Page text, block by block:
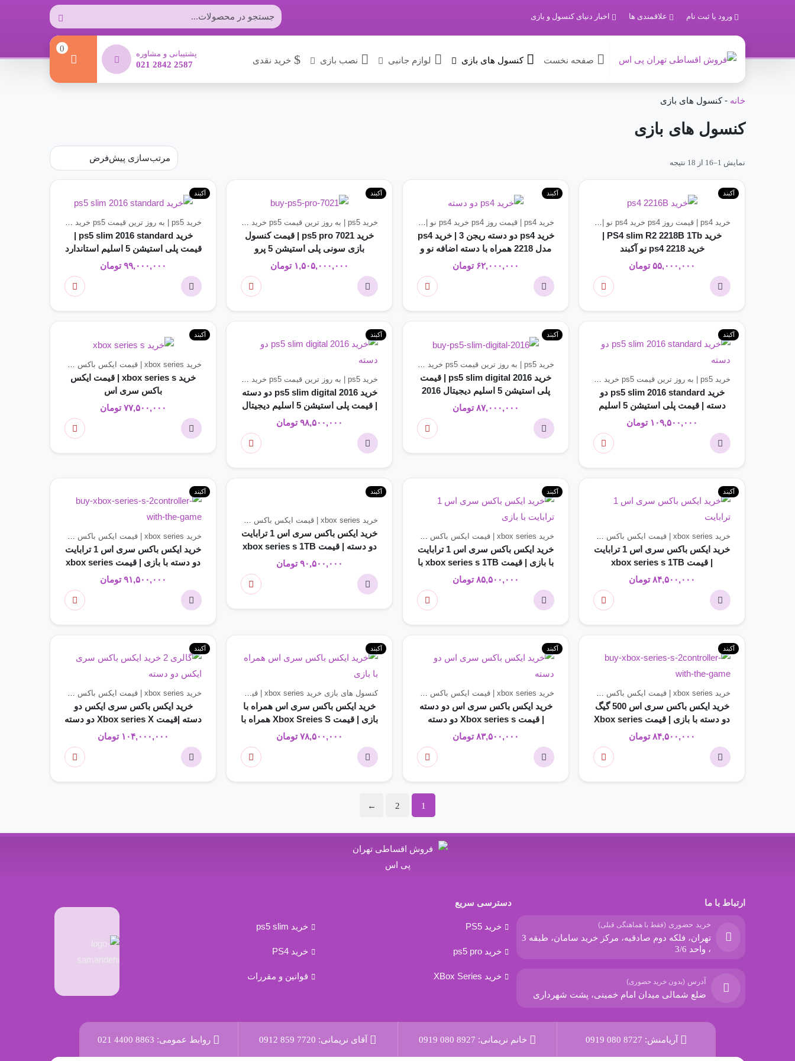
ورود یا ثبت نام علاقمندی ها اخبار دنیای کنسول و بازی
صفحه نخست کنسول های بازی لوازم جانبی نصب بازی خرید نقدی
پشتیبانی و مشاوره
021 2842 2587
0
خانه -کنسول های بازی
کنسول های بازی
نمایش 1–16 از 18 نتیجه
آکبند
خرید ps4 | قیمت روز ps4 خرید ps4 نو | بهترین قیمت ps4 آکبند کنسول های بازی
خرید ps4 2218 نو آکبند
۵۵,۰۰۰,۰۰۰ تومان
آکبند
خرید ps4 | قیمت روز ps4 خرید ps4 نو | بهترین قیمت ps4 آکبند کنسول های بازی
خرید ps4 دو دسته ریجن 3 | خرید ps4
مدل 2218 همراه با دسته اضافه نو و
آکبند
۶۲,۰۰۰,۰۰۰ تومان
آکبند
خرید ps5 | به روز ترین قیمت ps5 خرید ps5 pro | قیمت بروز پلی استیشن 5 پرو کنسول های بازی
خرید ps5 pro 7021 | قیمت کنسول
بازی سونی پلی استیشن 5 پرو
دیجیتال 2 ترابایت
۱,۵۰۵,۰۰۰,۰۰۰ تومان
آکبند
خرید ps5 | به روز ترین قیمت ps5 خرید ps5 slim | جدید ترین مدل ps5 slim
قیمت پلی استیشن 5 اسلیم استاندارد
ریجن 2
۹۹,۰۰۰,۰۰۰ تومان
آکبند
خرید ps5 | به روز ترین قیمت ps5 خرید ps5 slim | جدید ترین مدل ps5 slim کنسول های بازی
خرید ps5 slim 2016 standard دو
دسته | قیمت پلی استیشن 5 اسلیم
استاندارد دو دسته ریجن 2
۱۰۹,۵۰۰,۰۰۰ تومان
آکبند
خرید ps5 | به روز ترین قیمت ps5 خرید ps5 slim | جدید ترین مدل ps5 slim
خرید ps5 slim digital 2016 | قیمت
پلی استیشن 5 اسلیم دیجیتال 2016
۸۷,۰۰۰,۰۰۰ تومان
آکبند
خرید ps5 | به روز ترین قیمت ps5 خرید ps5 slim | جدید ترین مدل ps5 slim
خرید ps5 slim digital 2016 دو دسته
| قیمت پلی استیشن 5 اسلیم دیجیتال
۹۸,۵۰۰,۰۰۰ تومان
آکبند
خرید xbox series s | قیمت ایکس
باکس سری اس
۷۷,۵۰۰,۰۰۰ تومان
آکبند
خرید xbox series | قیمت ایکس باکس سری کنسول های بازی
خرید ایکس باکس سری اس 1 ترابایت
| قیمت xbox series s 1TB
۸۴,۵۰۰,۰۰۰ تومان
آکبند
خرید xbox series | قیمت ایکس باکس سری کنسول های بازی
خرید ایکس باکس سری اس 1 ترابایت
با بازی | قیمت xbox series s 1TB با
بازی
۸۵,۵۰۰,۰۰۰ تومان
آکبند
خرید xbox series | قیمت ایکس باکس سری کنسول های بازی
خرید ایکس باکس سری اس 1 ترابایت
دو دسته | قیمت xbox series s 1TB
دو دسته
۹۰,۵۰۰,۰۰۰ تومان
آکبند
خرید xbox series | قیمت ایکس باکس سری
خرید ایکس باکس سری اس 1 ترابایت
دو دسته با بازی | قیمت xbox series
۹۱,۵۰۰,۰۰۰ تومان
آکبند
خرید xbox series | قیمت ایکس باکس سری کنسول های بازی
خرید ایکس باکس سری اس 500 گیگ
دو دسته با بازی | قیمت Xbox series
۸۴,۵۰۰,۰۰۰ تومان
آکبند
خرید xbox series | قیمت ایکس باکس سری
خرید ایکس باکس سری اس دو دسته
| قیمت Xbox series s دو دسته
۸۳,۵۰۰,۰۰۰ تومان
آکبند
کنسول های بازی خرید xbox series | قیمت ایکس باکس سری
خرید ایکس باکس سری اس همراه با
بازی | قیمت Xbox Sreies S همراه با
بازی
۷۸,۵۰۰,۰۰۰ تومان
آکبند
خرید xbox series | قیمت ایکس باکس سری
خرید ایکس باکس سری ایکس دو
دسته |قیمت Xbox series X دو دسته
۱۰۴,۰۰۰,۰۰۰ تومان
1
2
←
ارتباط با ما
خرید حضوری (فقط با هماهنگی قبلی)
تهران، فلکه دوم صادقیه، مرکز خرید سامان، طبقه 3
، واحد 3/6
آدرس (بدون خرید حضوری)
ضلع شمالی میدان امام خمینی، پشت شهرداری
دسترسی سریع
خرید PS5 خرید ps5 slim
خرید ps5 pro خرید PS4
خرید XBox Series قوانین و مقررات
آریامنش: 0919 080 8727 خانم نریمانی: 0919 080 8927 آقای نریمانی: 0912 859 7720 روابط عمومی: 021 4400 8863